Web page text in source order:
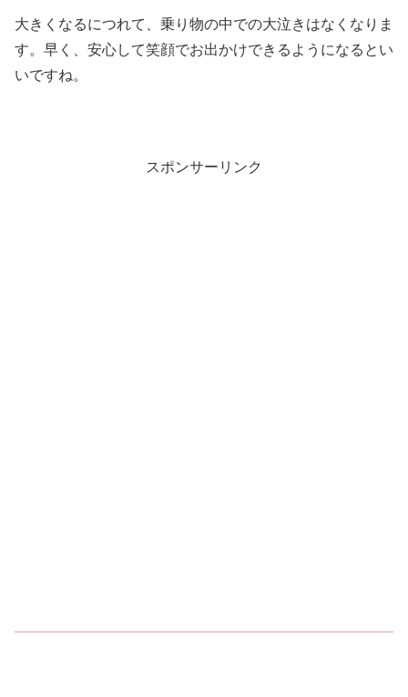
大きくなるにつれて、乗り物の中での大泣きはなくなりま
す。早く、安心して笑顔でお出かけできるようになるとい
いですね。
スポンサーリンク